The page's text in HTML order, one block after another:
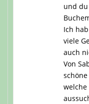
und
Ich
viele
auch
Von